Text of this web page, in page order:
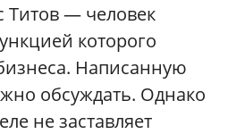
— человек
которого
Написанную
обсуждать. Однако
не заставляет